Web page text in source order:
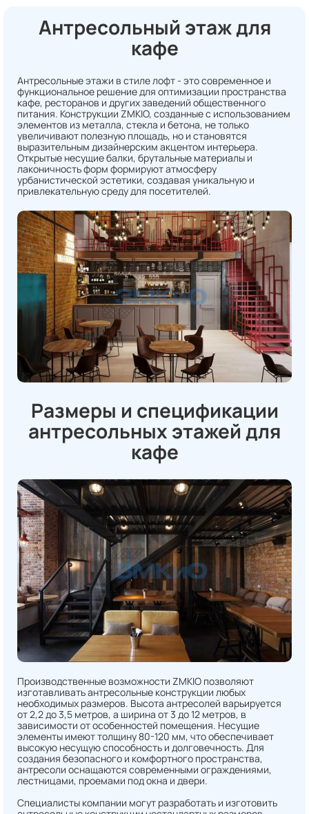
Антресольный этаж для
кафе
Антресольные этажи в стиле лофт - это современное и
функциональное решение для оптимизации пространства
кафе, ресторанов и других заведений общественного
питания. Конструкции ZMKIO, созданные с использованием
элементов из металла, стекла и бетона, не только
увеличивают полезную площадь, но и становятся
выразительным дизайнерским акцентом интерьера.
Открытые несущие балки, брутальные материалы и
лаконичность форм формируют атмосферу
урбанистической эстетики, создавая уникальную и
привлекательную среду для посетителей.
Размеры и спецификации
антресольных этажей для
кафе
Производственные возможности ZMKIO позволяют
изготавливать антресольные конструкции любых
необходимых размеров. Высота антресолей варьируется
от 2,2 до 3,5 метров, а ширина от 3 до 12 метров, в
зависимости от особенностей помещения. Несущие
элементы имеют толщину 80-120 мм, что обеспечивает
высокую несущую способность и долговечность. Для
создания безопасного и комфортного пространства,
антресоли оснащаются современными ограждениями,
лестницами, проемами под окна и двери.
Специалисты компании могут разработать и изготовить